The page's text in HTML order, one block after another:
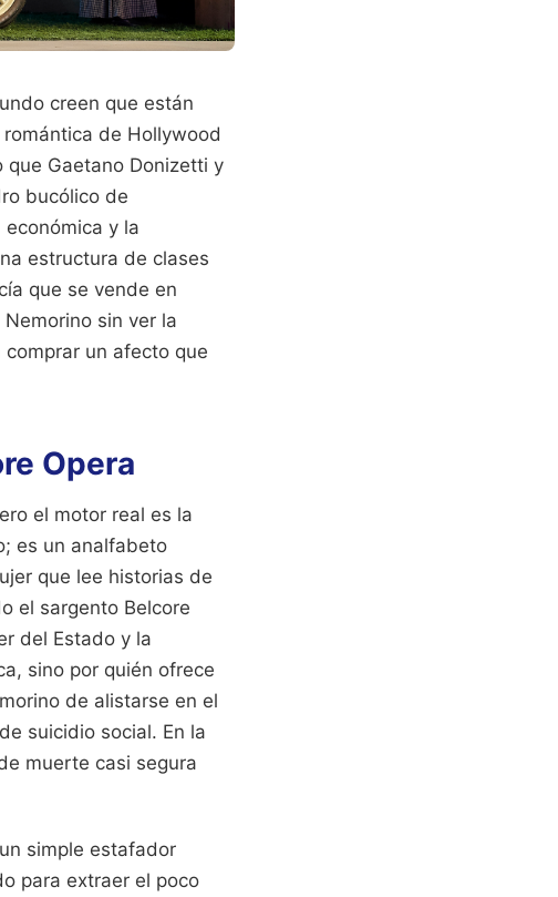
creen que están
de Hollywood
Gaetano Donizetti y
bucólico de
y la
estructura de clases
que se vende en
sin ver la
un afecto que
Opera
el motor real es la
es un analfabeto
que lee historias de
el sargento Belcore
del Estado y la
sino por quién ofrece
de alistarse en el
suicidio social. En la
muerte casi segura
simple estafador
para extraer el poco